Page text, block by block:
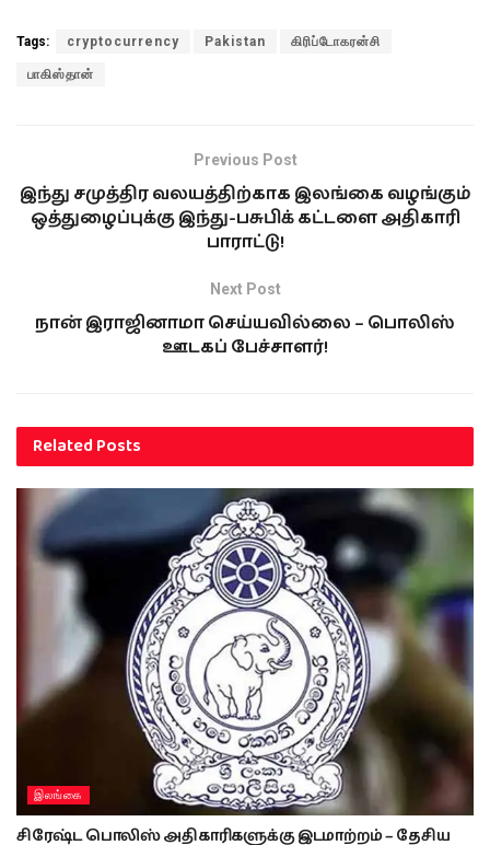
Tags: cryptocurrency Pakistan கிரிப்டோகரன்சி
பாகிஸ்தான்
Previous Post
இந்து சமுத்திர வலயத்திற்காக இலங்கை வழங்கும்
ஒத்துழைப்புக்கு இந்து-பசுபிக் கட்டளை அதிகாரி
பாராட்டு!
Next Post
நான் இராஜினாமா செய்யவில்லை – பொலிஸ்
ஊடகப் பேச்சாளர்!
RelatedPosts
இலங்கை
சிரேஷ்ட பொலிஸ் அதிகாரிகளுக்கு இடமாற்றம் – தேசிய